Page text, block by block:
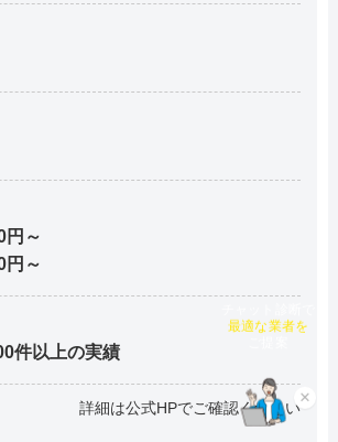
円～
円～
件以上の実績
詳細は公式HPでご確認ください×
最適な業者を